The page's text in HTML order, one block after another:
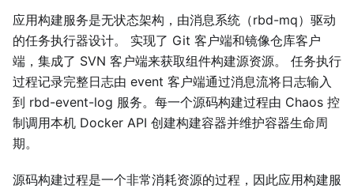
应用构建服务是无状态架构，由消息系统（rbd-mq）驱动
的任务执行器设计。 实现了 Git 客户端和镜像仓库客户
端，集成了 SVN 客户端来获取组件构建源资源。 任务执行
过程记录完整日志由 event 客户端通过消息流将日志输入
到 rbd-event-log 服务。每一个源码构建过程由 Chaos 控
制调用本机 Docker API 创建构建容器并维护容器生命周
期。
源码构建过程是一个非常消耗资源的过程，因此应用构建服